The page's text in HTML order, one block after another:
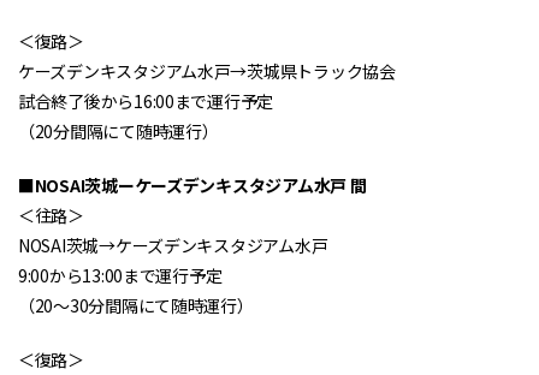
＜復路＞
ケーズデンキスタジアム水戸→茨城県トラック協会
試合終了後から16:00まで運行予定
（20分間隔にて随時運行）
■NOSAI茨城ーケーズデンキスタジアム水戸 間
＜往路＞
NOSAI茨城→ケーズデンキスタジアム水戸
9:00から13:00まで運行予定
（20～30分間隔にて随時運行）
＜復路＞